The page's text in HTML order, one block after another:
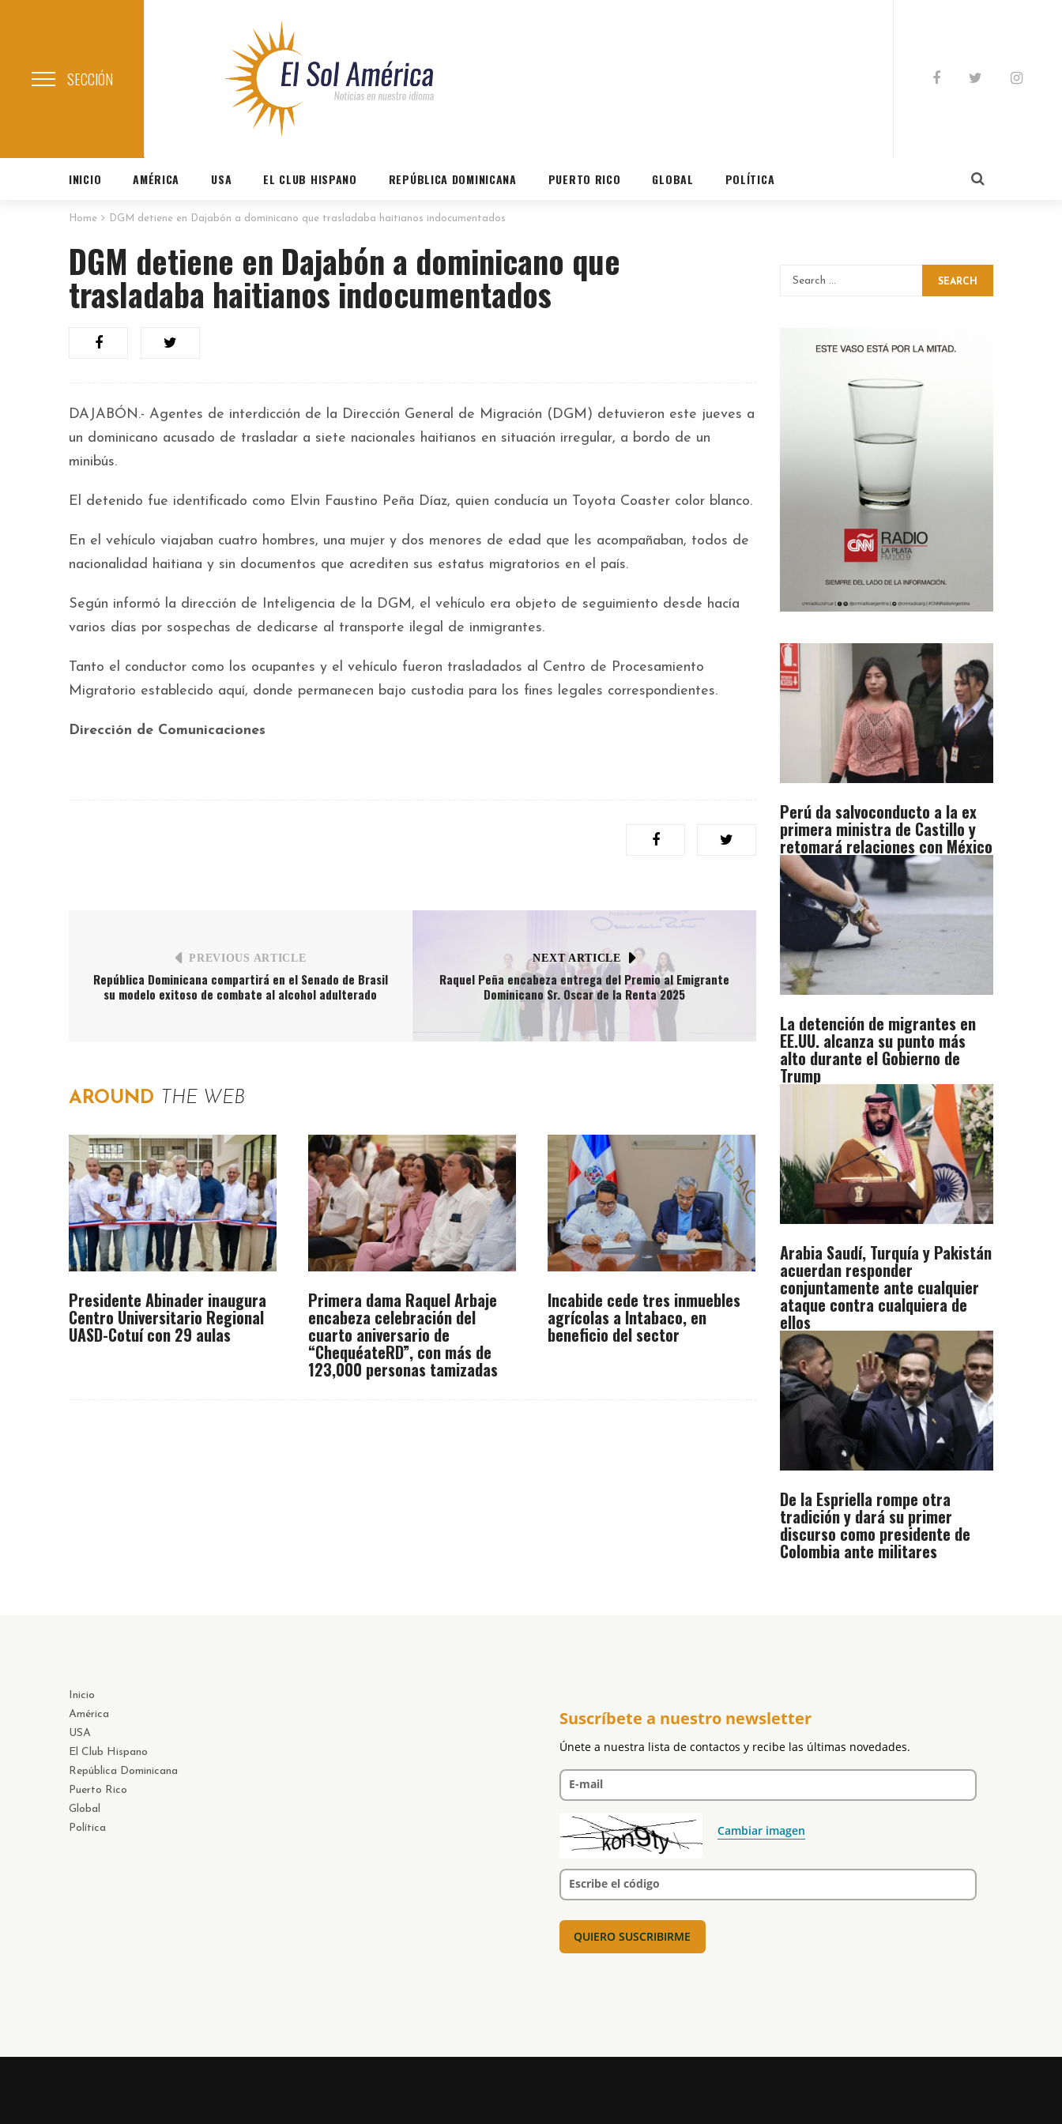
SECCIÓN
INICIO AMÉRICA USA EL CLUB HISPANO REPÚBLICA DOMINICANA PUERTO RICO GLOBAL POLÍTICA
Home DGM detiene en Dajabón a dominicano que trasladaba haitianos indocumentados
DGM detiene en Dajabón a dominicano que
trasladaba haitianos indocumentados
DAJABÓN.- Agentes de interdicción de la Dirección General de Migración (DGM) detuvieron este jueves a
un dominicano acusado de trasladar a siete nacionales haitianos en situación irregular, a bordo de un
minibús.
El detenido fue identificado como Elvin Faustino Peña Díaz, quien conducía un Toyota Coaster color blanco.
En el vehículo viajaban cuatro hombres, una mujer y dos menores de edad que les acompañaban, todos de
nacionalidad haitiana y sin documentos que acrediten sus estatus migratorios en el país.
Según informó la dirección de Inteligencia de la DGM, el vehículo era objeto de seguimiento desde hacía
varios días por sospechas de dedicarse al transporte ilegal de inmigrantes.
Tanto el conductor como los ocupantes y el vehículo fueron trasladados al Centro de Procesamiento
Migratorio establecido aquí, donde permanecen bajo custodia para los fines legales correspondientes.
Dirección de Comunicaciones
PREVIOUS ARTICLE
República Dominicana compartirá en el Senado de Brasil
su modelo exitoso de combate al alcohol adulterado
NEXT ARTICLE
Raquel Peña encabeza entrega del Premio al Emigrante
Dominicano Sr. Oscar de la Renta 2025
AROUND THE WEB
Presidente Abinader inaugura
Centro Universitario Regional
UASD-Cotuí con 29 aulas
Primera dama Raquel Arbaje
encabeza celebración del
cuarto aniversario de
“ChequéateRD”, con más de
123,000 personas tamizadas
Incabide cede tres inmuebles
agrícolas a Intabaco, en
beneficio del sector
SEARCH
Perú da salvoconducto a la ex
primera ministra de Castillo y
retomará relaciones con México
La detención de migrantes en
EE.UU. alcanza su punto más
alto durante el Gobierno de
Trump
Arabia Saudí, Turquía y Pakistán
acuerdan responder
conjuntamente ante cualquier
ataque contra cualquiera de
ellos
De la Espriella rompe otra
tradición y dará su primer
discurso como presidente de
Colombia ante militares
Inicio
América
USA
El Club Hispano
República Dominicana
Puerto Rico
Global
Política
Suscríbete a nuestro newsletter
Únete a nuestra lista de contactos y recibe las últimas novedades.
E-mail
Cambiar imagen
Escribe el código